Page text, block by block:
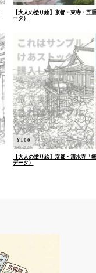
【大人の塗り絵】京都・東寺・五
ータ）
¥ 100
【大人の塗り絵】京都・清水寺「
データ）